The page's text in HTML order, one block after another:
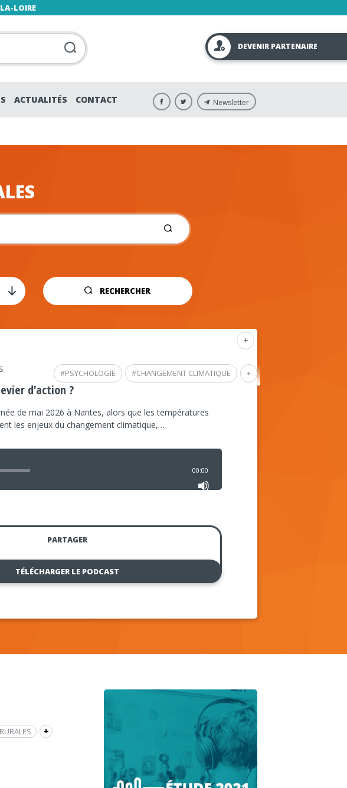
LOIRE
DEVENIR PARTENAIRE
ACTUALITÉS CONTACT Newsletter
RECHERCHER
+
+
#CHANGEMENT CLIMATIQUE
#PSYCHOLOGIE
d’action ?
de mai 2026 à Nantes, alors que les températures
les enjeux du changement climatique,…
00:00
PARTAGER
TÉLÉCHARGER LE PODCAST
+